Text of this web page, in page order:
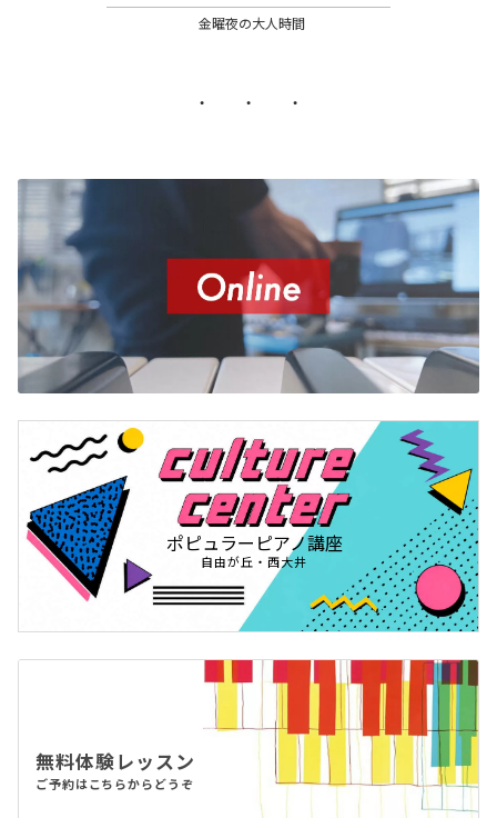
金曜夜の大人時間
・ ・ ・
ポピュラーピアノ講座
自由が丘・西大井
無料体験レッスン
ご予約はこちらからどうぞ